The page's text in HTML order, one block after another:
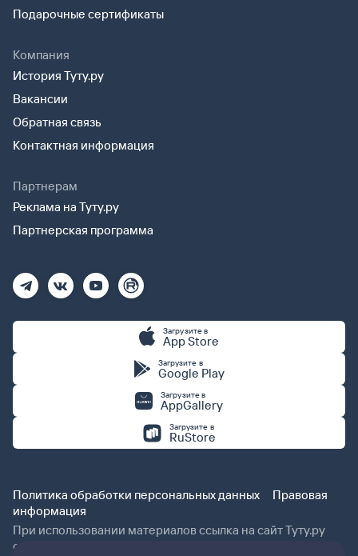
Подарочные сертификаты
Компания
История Туту.ру
Вакансии
Обратная связь
Контактная информация
Партнерам
Реклама на Туту.ру
Партнерская программа
Загрузите в
App Store
Загрузите в
Google Play
Загрузите в
AppGallery
Загрузите в
RuStore
Политика обработки персональных данных
Правовая
информация
При использовании материалов ссылка на сайт Туту.ру
обязательна.